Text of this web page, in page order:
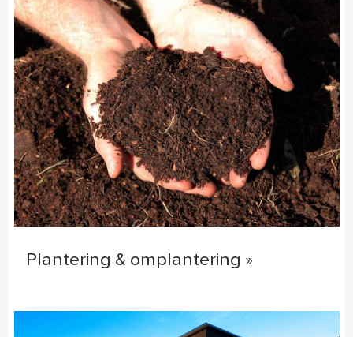
Plantering & omplantering »